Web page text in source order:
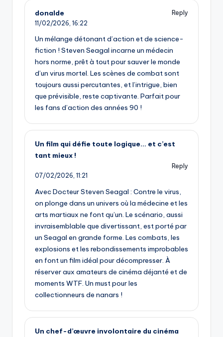
donalde
Reply
11/02/2026, 16:22
Un mélange détonant d’action et de science-
fiction ! Steven Seagal incarne un médecin
hors norme, prêt à tout pour sauver le monde
d’un virus mortel. Les scènes de combat sont
toujours aussi percutantes, et l’intrigue, bien
que prévisible, reste captivante. Parfait pour
les fans d’action des années 90 !
Un film qui défie toute logique… et c’est
tant mieux !
Reply
07/02/2026, 11:21
Avec Docteur Steven Seagal : Contre le virus,
on plonge dans un univers où la médecine et les
arts martiaux ne font qu’un. Le scénario, aussi
invraisemblable que divertissant, est porté par
un Seagal en grande forme. Les combats, les
explosions et les rebondissements improbables
en font un film idéal pour décompresser. À
réserver aux amateurs de cinéma déjanté et de
moments WTF. Un must pour les
collectionneurs de nanars !
Un chef-d’œuvre involontaire du cinéma